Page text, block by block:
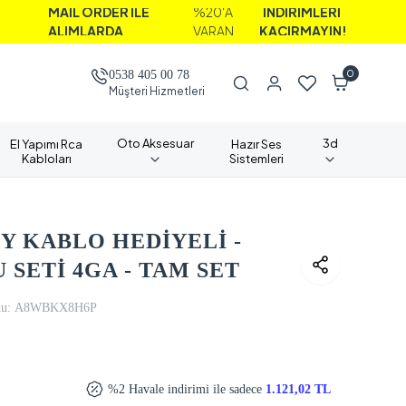
ORDER İLE
%20'A
İNDİRİMLERİ
KAÇIRMAYIN!
0538 405 00 78
Müşteri Hizmetleri
0
El Yapımı Rca
Kabloları
Oto Aksesuar
Hazır Ses
Sistemleri
3d
KABLO HEDİYELİ -
4GA - TAM SET
A8WBKX8H6P
%2 Havale indirimi ile sadece 1.121,02 TL